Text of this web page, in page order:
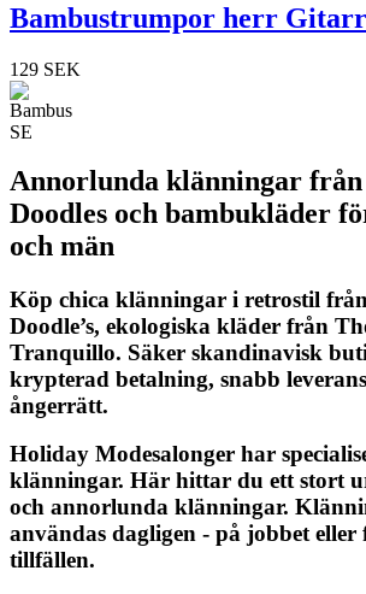
Bambustrumpor herr Gitarr
129 SEK
Annorlunda klänningar
Doodles och bambukläder
och män
Köp chica klänningar i retrostil
Doodle’s, ekologiska kläder från
Tranquillo. Säker skandinavisk
krypterad betalning, snabb
ångerrätt.
Holiday Modesalonger har
klänningar. Här hittar du ett stort
och annorlunda klänningar.
användas dagligen - på jobbet eller
tillfällen.